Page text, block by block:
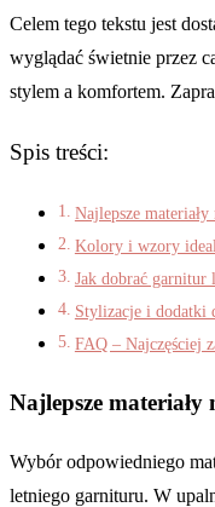
Celem tego tekstu jest
wyglądać świetnie przez
stylem a komfortem.
Spis treści:
Najlepsze
Kolory i wzory
Jak dobrać
Stylizacje i dodatki
FAQ – Najczęściej
Najlepsze
Wybór odpowiedniego
letniego garnituru. W